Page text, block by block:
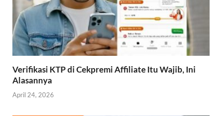
Verifikasi KTP di Cekpremi Affiliate Itu Wajib, Ini
Alasannya
April 24, 2026